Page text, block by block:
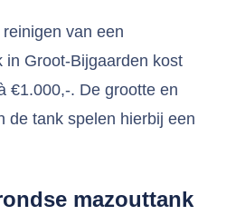
van een
in Groot-Bijgaarden kost
€1.000,-. De grootte en
de tank spelen hierbij een
mazouttank